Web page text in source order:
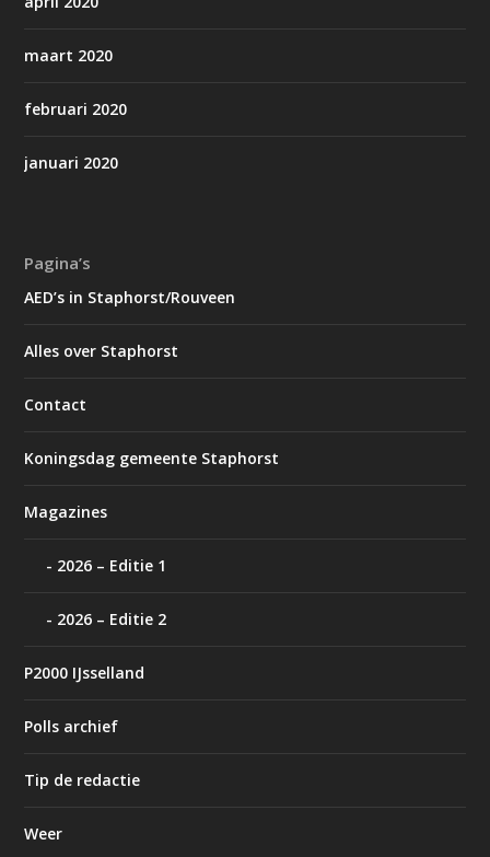
maart 2020
februari 2020
januari 2020
Pagina’s
AED’s in Staphorst/Rouveen
Alles over Staphorst
Contact
Koningsdag gemeente Staphorst
Magazines
2026 – Editie 1
2026 – Editie 2
P2000 IJsselland
Polls archief
Tip de redactie
Weer